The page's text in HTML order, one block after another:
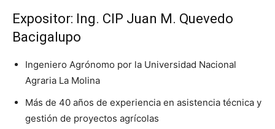
Expositor: Ing. CIP Juan M. Quevedo
Bacigalupo
Ingeniero Agrónomo por la Universidad Nacional
Agraria La Molina
Más de 40 años de experiencia en asistencia técnica y
gestión de proyectos agrícolas